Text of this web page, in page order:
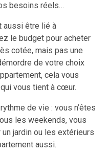
besoins réels…
aussi être lié à
le budget pour acheter
cotée, mais pas une
de votre choix
cela vous
vous tient à cœur.
de vie : vous n’êtes
les weekends, vous
un jardin ou les extérieurs
aussi.